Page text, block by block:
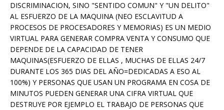
DISCRIMINACION, SINO "SENTIDO COMUN" Y "UN DELITO"
AL ESFUERZO DE LA MAQUINA (NEO ESCLAVITUD A
PROCESOS DE PROCESADORES Y MEMORIAS) ES UN MEDIO
VIRTUAL PARA GENERAR COMPRA VENTA Y CONSUMO QUE
DEPENDE DE LA CAPACIDAD DE TENER
MAQUINAS(ESFUERZO DE ELLAS , MUCHAS DE ELLAS 24/7
DURANTE LOS 365 DIAS DEL AÑO=DEDICADAS A ESO AL
100%) Y PERSONAS QUE USAN UN PROGRAMA EN COSA DE
MINUTOS PUEDEN GENERAR UNA CIFRA VIRTUAL QUE
DESTRUYE POR EJEMPLO EL TRABAJO DE PERSONAS QUE